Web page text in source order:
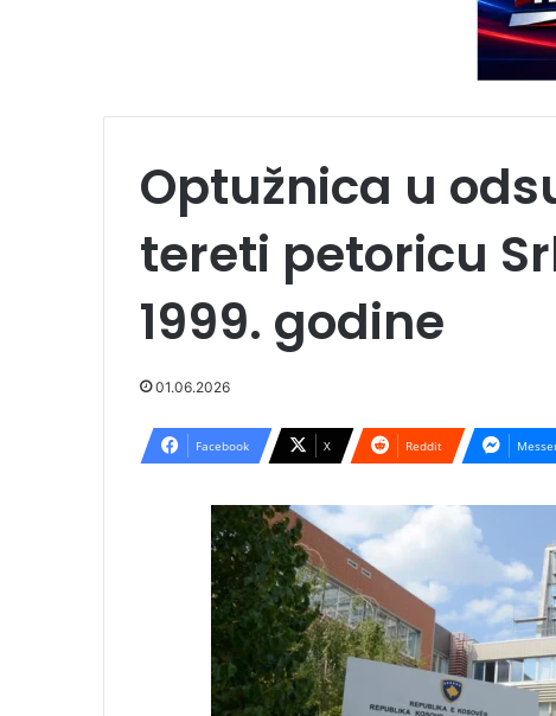
Optužnica u
tereti petoricu
1999. godine
01.06.2026
Facebook X Reddit